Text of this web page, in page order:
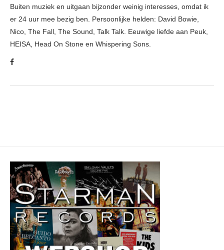
Buiten muziek en uitgaan bijzonder weinig interesses, omdat ik
er 24 uur mee bezig ben. Persoonlijke helden: David Bowie,
Nico, The Fall, The Sound, Talk Talk. Eeuwige liefde aan Peuk,
HEISA, Head On Stone en Whispering Sons.